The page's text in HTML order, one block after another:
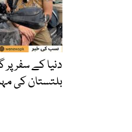
دنیا کے سفر
بلتستان کی